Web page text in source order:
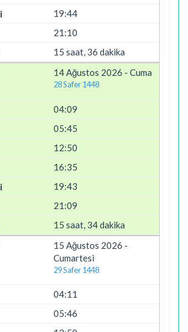
19:44
21:10
15 saat, 36 dakika
14 Ağustos 2026 - Cuma
28 Safer 1448
04:09
05:45
12:50
16:35
19:43
21:09
15 saat, 34 dakika
15 Ağustos 2026 -
Cumartesi
29 Safer 1448
04:11
05:46